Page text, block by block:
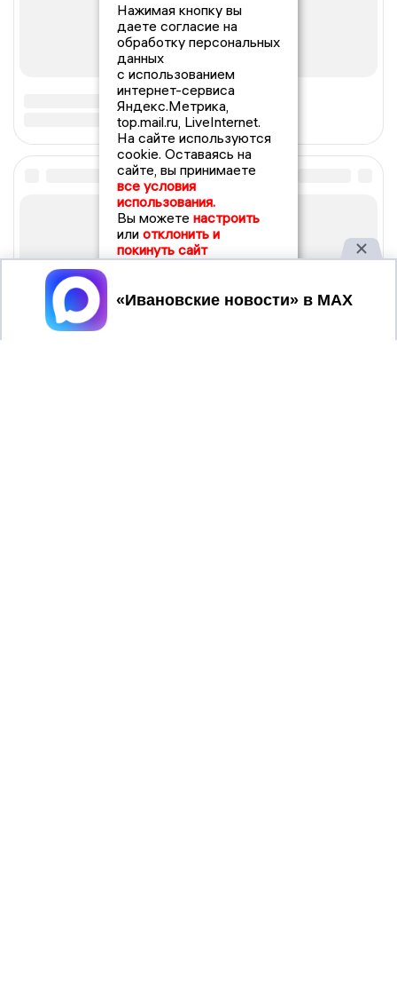
Нажимая кнопку вы
даете согласие на
обработку персональных
данных
с использованием
интернет-сервиса
Яндекс.Метрика,
top.mail.ru, LiveInternet.
На сайте используются
cookie. Оставаясь на
сайте, вы принимаете
все условия
использования.
Вы можете настроить
или отклонить и
покинуть сайт
Принять